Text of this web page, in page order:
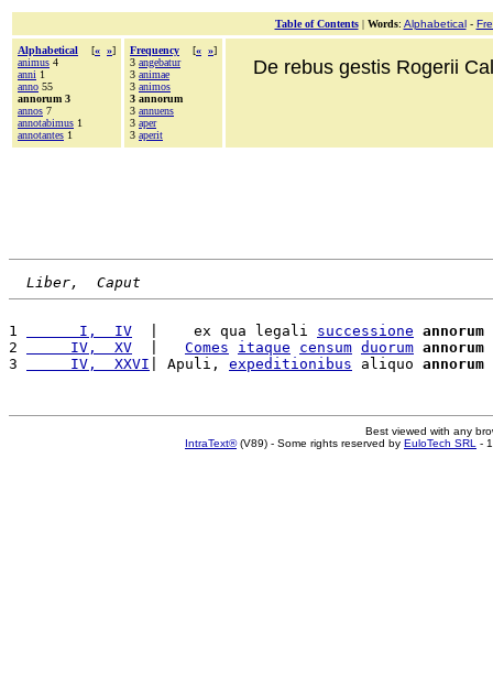
Table of Contents| Words: Alphabetical-
Alphabetical [« »]
animus 4
anni 1
anno 55
annorum 3
annos 7
annotabimus 1
annotantes 1
Frequency [« »]
3 angebatur
3 animae
3 animos
3 annorum
3 annuens
3 aper
3 aperit
De rebus gestis Rogerii
Liber,  Caput
1
      I,  IV
  |    ex qua legali
successione annorum
2
     IV,  XV
Comes itaque censum duorum annorum
3
     IV,  XXVI
| Apuli, expeditionibus aliquo annorum
Best viewed with any
IntraText®(V89) - Some rights reserved by EuloTech SRL -